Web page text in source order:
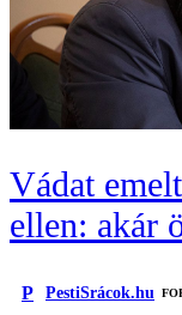
Vádat
ellen: akár
P PestiSrácok.hu